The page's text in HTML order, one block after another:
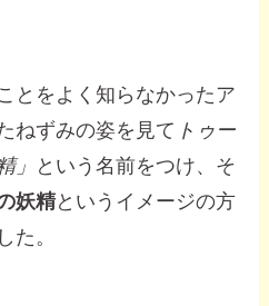
とをよく知らなかったア
ねずみの姿を見て トゥー
」 という名前をつけ、そ
妖精というイメージの方
た。